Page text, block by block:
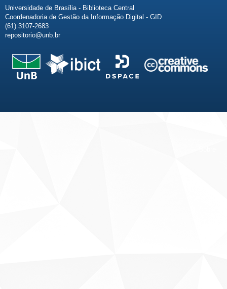
Universidade de Brasília - Biblioteca Central
Coordenadoria de Gestão da Informação Digital - GID
(61) 3107-2683
repositorio@unb.br